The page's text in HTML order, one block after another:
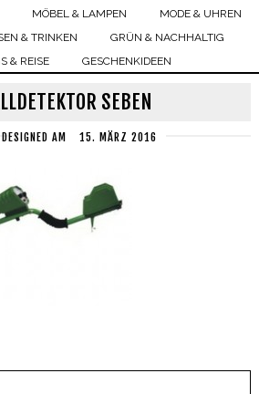
MÖBEL & LAMPEN
MODE & UHREN
& TRINKEN
GRÜN & NACHHALTIG
& REISE
GESCHENKIDEEN
SEBEN
AM 15. MÄRZ 2016